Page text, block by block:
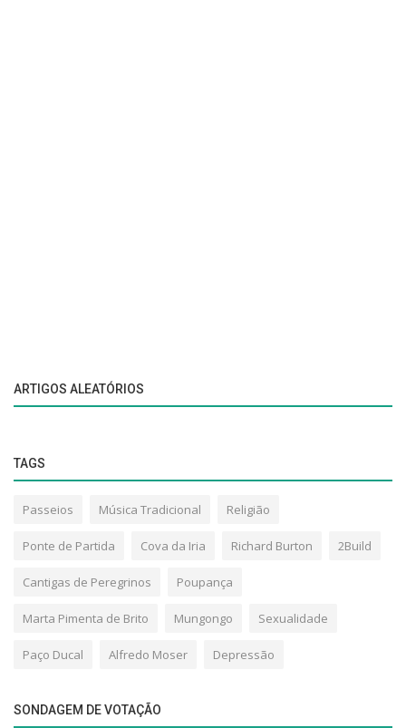
ARTIGOS ALEATÓRIOS
TAGS
Passeios Música Tradicional Religião
Ponte de Partida Cova da Iria Richard Burton 2Build
Cantigas de Peregrinos Poupança
Marta Pimenta de Brito Mungongo Sexualidade
Paço Ducal Alfredo Moser Depressão
SONDAGEM DE VOTAÇÃO